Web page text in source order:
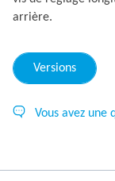
arrière.
Versions
Vous avez une